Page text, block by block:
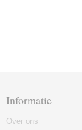
Informatie
Over ons